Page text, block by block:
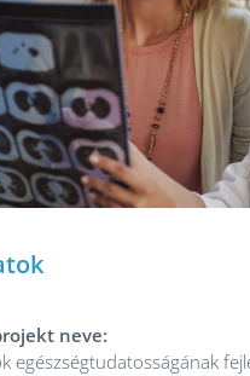
neve:
egészségtudatosságának